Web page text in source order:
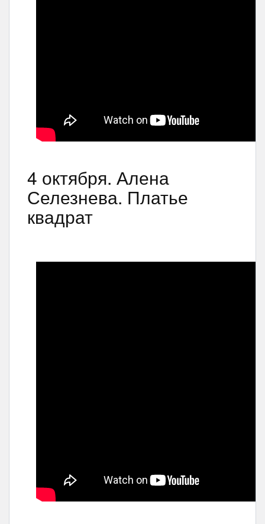
4 октября. Алена
Селезнева. Платье
квадрат